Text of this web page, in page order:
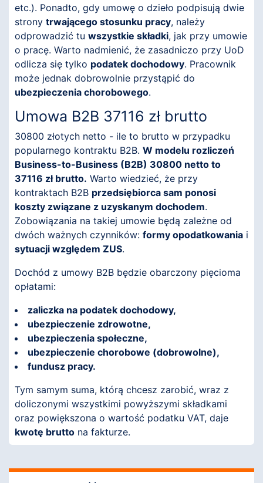
etc.). Ponadto, gdy umowę o dzieło podpisują dwie
strony trwającego stosunku pracy, należy
odprowadzić tu wszystkie składki, jak przy umowie
o pracę. Warto nadmienić, że zasadniczo przy UoD
odlicza się tylko podatek dochodowy. Pracownik
może jednak dobrowolnie przystąpić do
ubezpieczenia chorobowego.
Umowa B2B 37116 zł brutto
30800 złotych netto - ile to brutto w przypadku
popularnego kontraktu B2B. W modelu rozliczeń
Business-to-Business (B2B) 30800 netto to
37116 zł brutto. Warto wiedzieć, że przy
kontraktach B2B przedsiębiorca sam ponosi
koszty związane z uzyskanym dochodem.
Zobowiązania na takiej umowie będą zależne od
dwóch ważnych czynników: formy opodatkowania i
sytuacji względem ZUS.
Dochód z umowy B2B będzie obarczony pięcioma
opłatami:
zaliczka na podatek dochodowy,
ubezpieczenie zdrowotne,
ubezpieczenia społeczne,
ubezpieczenie chorobowe (dobrowolne),
fundusz pracy.
Tym samym suma, którą chcesz zarobić, wraz z
doliczonymi wszystkimi powyższymi składkami
oraz powiększona o wartość podatku VAT, daje
kwotę brutto na fakturze.